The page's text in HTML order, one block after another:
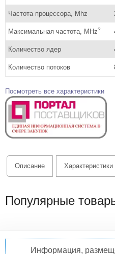
Частота процессора, Mhz
Максимальная частота, MHz?
Количество ядер
Количество потоков
Посмотреть все характеристики
Описание Характеристики
Популярные
Информация,